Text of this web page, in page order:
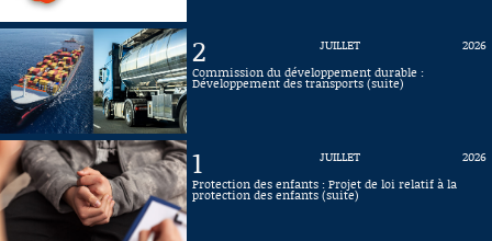
2 JUILLET
2026
Commission du développement durable :
Développement des transports (suite)
1 JUILLET
2026
Protection des enfants : Projet de loi relatif à la
protection des enfants (suite)